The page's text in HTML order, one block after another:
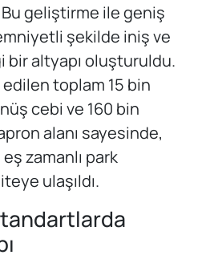
Bu geliştirme ile geniş
şekilde iniş ve
bir altyapı oluşturuldu.
toplam 15 bin
cebi ve 160 bin
alanı sayesinde,
zamanlı park
ulaşıldı.